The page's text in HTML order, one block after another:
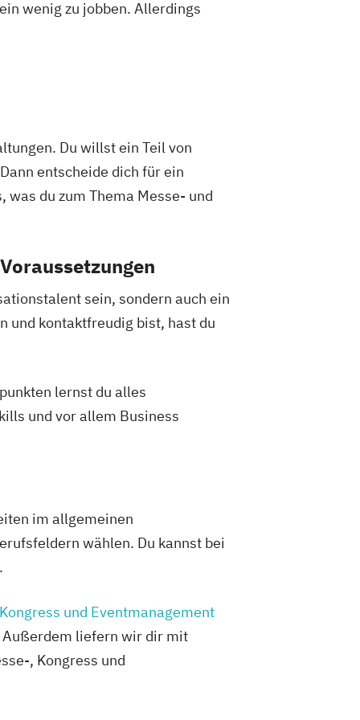
wenig zu jobben. Allerdings
Du willst ein Teil von
entscheide dich für ein
du zum Thema Messe- und
sein, sondern auch ein
und kontaktfreudig bist, hast du
lernst du alles
und vor allem Business
im allgemeinen
wählen. Du kannst bei
und Eventmanagement
Außerdem liefern wir dir mit
, Kongress und